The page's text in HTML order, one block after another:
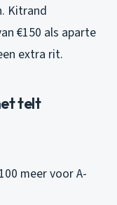
Kitrand
€150 als aparte
extra rit.
telt
meer voor A-